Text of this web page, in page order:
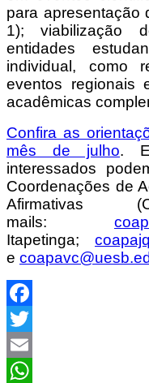
para apresentação
1); viabilização
entidades
individual, como
eventos regionais
acadêmicas
Confira as
mês de julho.
interessados
Coordenações de
Afirmativas
mails:
Itapetinga;
e
Facebook
Twitter
Email